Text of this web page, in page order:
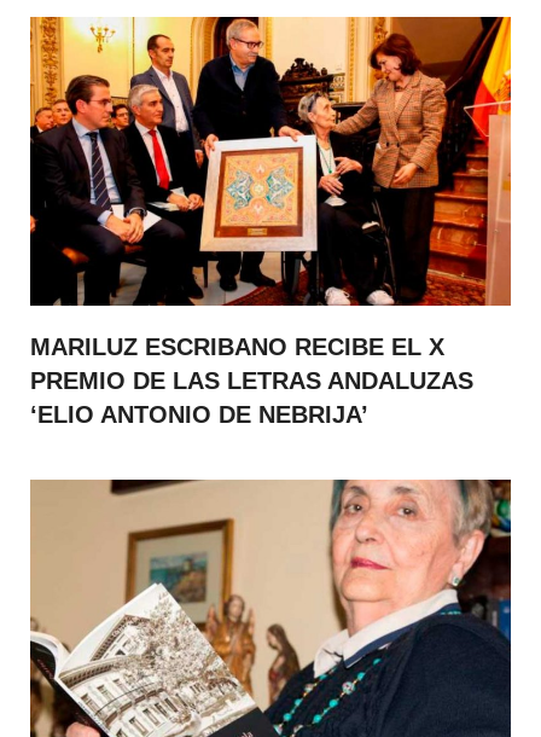
MARILUZ ESCRIBANO RECIBE EL X
PREMIO DE LAS LETRAS ANDALUZAS
‘ELIO ANTONIO DE NEBRIJA’